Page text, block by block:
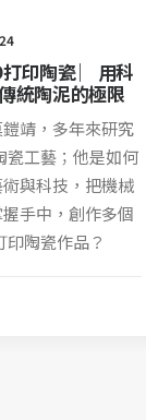
印陶瓷 ︳用科
統陶泥的極限
靖，多年來研究
瓷工藝；他是如何
與科技，把機械
手中，創作多個
陶瓷作品？